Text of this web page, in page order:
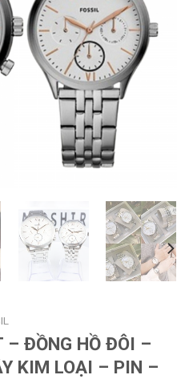
– ĐỒNG HỒ ĐÔI –
KIM LOẠI – PIN –